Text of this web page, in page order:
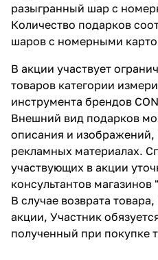
разыгранный шар с
Количество подарков
шаров с номерными
В акции участвует
товаров категории
инструмента брендов
Внешний вид подарков
описания и изображений,
рекламных материалах.
участвующих в акции
консультантов
В случае возврата
акции, Участник
полученный при покупке